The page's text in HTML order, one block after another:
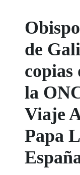
de
copias
la
Viaje
Papa